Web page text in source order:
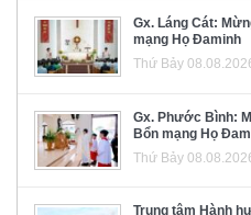
Gx. Láng Cát:
mạng Họ Đaminh
Thứ Bảy
Gx. Phước Bình:
Bổn mạng Họ
Thứ Bảy
Trung tâm Hành